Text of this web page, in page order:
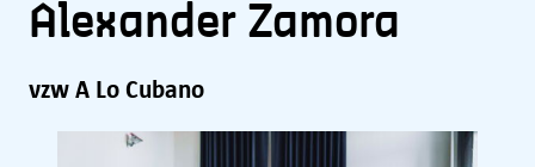
Alexander Zamora
vzw A Lo Cubano